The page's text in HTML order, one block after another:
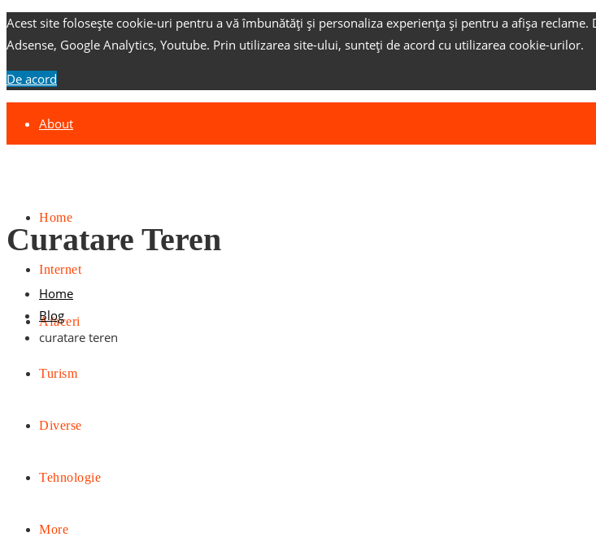
Acest site folosește cookie-uri pentru a vă îmbunătăți și personaliza experiența și pentru a afișa reclame.
Adsense, Google Analytics, Youtube. Prin utilizarea site-ului, sunteți de acord cu utilizarea cookie-urilor.
De acord
About
Home
Internet
Afaceri
Turism
Diverse
Tehnologie
More
Curatare Teren
Home
Blog
curatare teren